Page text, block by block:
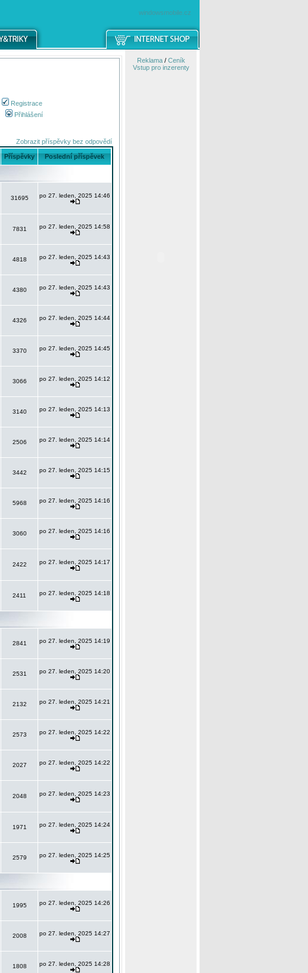
windowsmobile.cz
Registrace
Přihlášení
Zobrazit příspěvky bez odpovědí
Příspěvky Poslední příspěvek
31695 po 27. leden, 2025 14:46
7831 po 27. leden, 2025 14:58
4818 po 27. leden, 2025 14:43
4380 po 27. leden, 2025 14:43
4326 po 27. leden, 2025 14:44
3370 po 27. leden, 2025 14:45
3066 po 27. leden, 2025 14:12
3140 po 27. leden, 2025 14:13
2506 po 27. leden, 2025 14:14
3442 po 27. leden, 2025 14:15
5968 po 27. leden, 2025 14:16
3060 po 27. leden, 2025 14:16
2422 po 27. leden, 2025 14:17
2411 po 27. leden, 2025 14:18
2841 po 27. leden, 2025 14:19
2531 po 27. leden, 2025 14:20
2132 po 27. leden, 2025 14:21
2573 po 27. leden, 2025 14:22
2027 po 27. leden, 2025 14:22
2048 po 27. leden, 2025 14:23
1971 po 27. leden, 2025 14:24
2579 po 27. leden, 2025 14:25
1995 po 27. leden, 2025 14:26
2008 po 27. leden, 2025 14:27
1808 po 27. leden, 2025 14:28
Reklama/ Ceník
Vstup pro inzerenty